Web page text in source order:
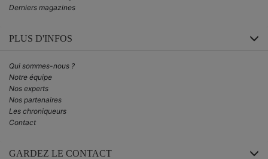
Derniers magazines
PLUS D'INFOS
Qui sommes-nous ?
Notre équipe
Nos experts
Nos partenaires
Les chroniqueurs
Contact
GARDEZ LE CONTACT